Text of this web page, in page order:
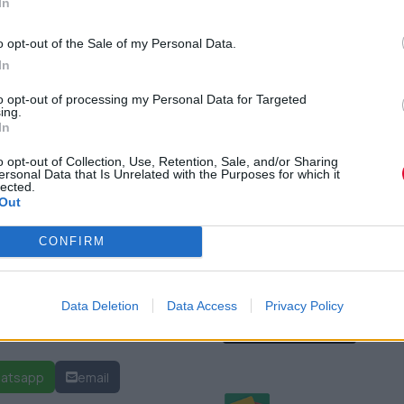
opt-out of the Sale of my Personal Data.
opt-out of processing my Personal Data for Targeted
opt-out of Collection, Use, Retention, Sale, and/or Sharing
Data that Is Unrelated with the Purposes for which it
CONFIRM
Data Deletion Data Access Privacy Policy
1 και το Official Chart with Scott Mills
των Kunts, “Kunt”, ανέφερε:
Χριστουγεννιάτικου chart θα
για την ιδέα ότι τα Χριστούγεννα
ορθώσαμε το ανάστημά μας
C**t”:
OF” ΤΩΝ RAGE AGAINST THE MACHINE
ΕΠΌΜΕΝΟ ΆΡΘΡΟ: 25
ΕΠΌΜΕΝΟ
email